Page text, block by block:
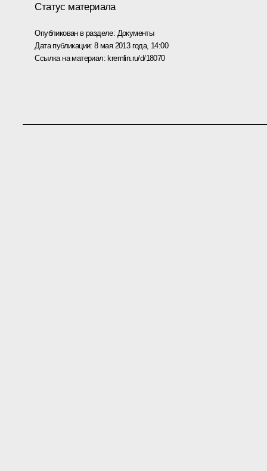
Статус материала
Опубликован в разделе: Документы
Дата публикации:8 мая 2013 года, 14:00
Ссылка на материал: kremlin.ru/d/18070